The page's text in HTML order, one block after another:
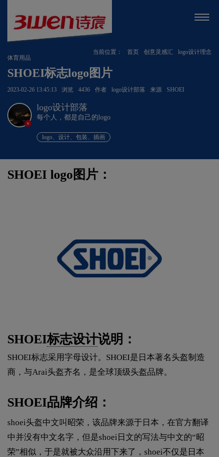
当前位置： 首页 创意灵感汇
logo设计理念
体育用品
SHOEI标志logo图片
2023-02-26 13:45:13 浏览 4436 作者 logo设计部落 来源 SHOEI
v
logo设计部落
每个人，都是自己的logo
logo、设计、包装、插画
SHOEI logo图片：
SHOEI标志设计说明：
SHOEI标志采用字母设计。SHOEI是日本著名头盔制造
商，与Arai头盔齐名，是全球顶级头盔品牌。
SHOEI品牌介绍：
shoei头盔中文叫昭荣，该品牌来源于日本，在官方翻译
中并没有中文名字，但是shoei日文的写法与中文的“昭
荣”相似，于是就被大众沿用下来了，shoei不仅是日本